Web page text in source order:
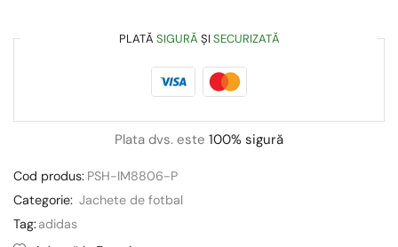
PLATĂ SIGURĂ ȘI SECURIZATĂ
Plata dvs. este 100% sigură
Cod produs: PSH-IM8806-P
Categorie: Jachete de fotbal
Tag:adidas